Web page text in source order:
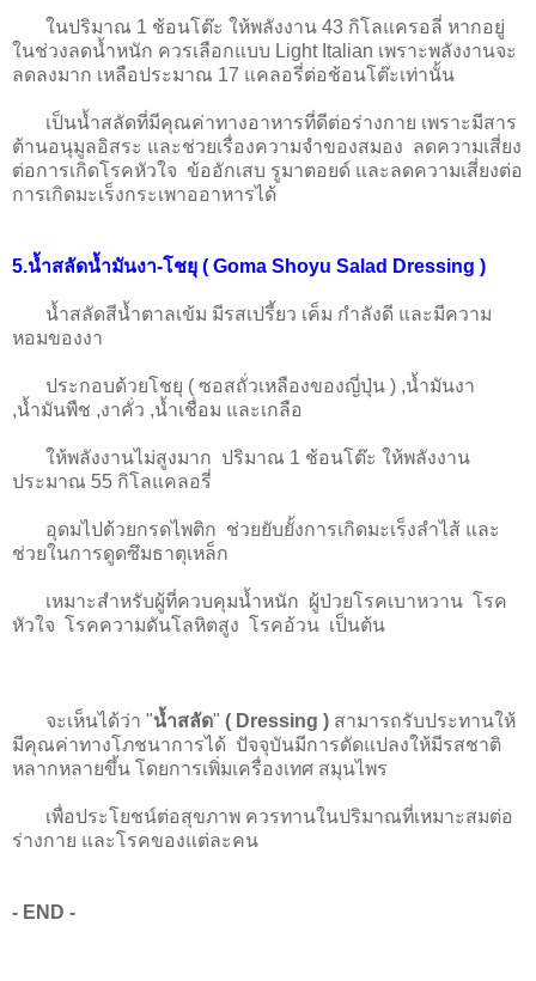
ในปริมาณ 1 ช้อนโต๊ะ ให้พลังงาน 43 กิโลแครอลี่ หากอยู่
ในช่วงลดน้ำหนัก ควรเลือกแบบ Light Italian เพราะพลังงานจะ
ลดลงมาก เหลือประมาณ 17 แคลอรี่ต่อช้อนโต๊ะเท่านั้น
เป็นน้ำสลัดที่มีคุณค่าทางอาหารที่ดีต่อร่างกาย เพราะมีสาร
ต้านอนุมูลอิสระ และช่วยเรื่องความจำของสมอง ลดความเสี่ยง
ต่อการเกิดโรคหัวใจ ข้ออักเสบ รูมาตอยด์ และลดความเสี่ยงต่อ
การเกิดมะเร็งกระเพาออาหารได้
5.น้ำสลัดน้ำมันงา-โชยุ ( Goma Shoyu Salad Dressing )
น้ำสลัดสีน้ำตาลเข้ม มีรสเปรี้ยว เค็ม กำลังดี และมีความ
หอมของงา
ประกอบด้วยโชยุ ( ซอสถั่วเหลืองของญี่ปุ่น ) ,น้ำมันงา
,น้ำมันพืช ,งาคั่ว ,น้ำเชื่อม และเกลือ
ให้พลังงานไม่สูงมาก ปริมาณ 1 ช้อนโต๊ะ ให้พลังงาน
ประมาณ 55 กิโลแคลอรี่
อุดมไปด้วยกรดไพติก ช่วยยับยั้งการเกิดมะเร็งลำไส้ และ
ช่วยในการดูดซึมธาตุเหล็ก
เหมาะสำหรับผู้ที่ควบคุมน้ำหนัก ผู้ป่วยโรคเบาหวาน โรค
หัวใจ โรคความดันโลหิตสูง โรคอ้วน เป็นต้น
จะเห็นได้ว่า "น้ำสลัด" ( Dressing ) สามารถรับประทานให้
มีคุณค่าทางโภชนาการได้ ปัจจุบันมีการดัดแปลงให้มีรสชาติ
หลากหลายขึ้น โดยการเพิ่มเครื่องเทศ สมุนไพร
เพื่อประโยชน์ต่อสุขภาพ ควรทานในปริมาณที่เหมาะสมต่อ
ร่างกาย และโรคของแต่ละคน
- END -